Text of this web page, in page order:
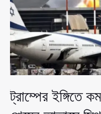
ট্রাম্পের
ট্রাম্পের ইঙ্গিতে